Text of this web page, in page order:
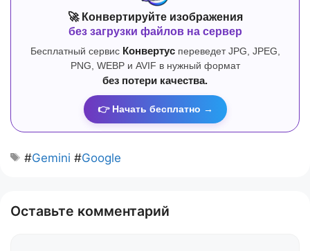
🚀 Конвертируйте изображения
без загрузки файлов на сервер
Бесплатный сервис Конвертуспереведет JPG, JPEG,
PNG, WEBP и AVIF в нужный формат
без потери качества.
👉 Начать бесплатно →
#Gemini #Google
Оставьте комментарий